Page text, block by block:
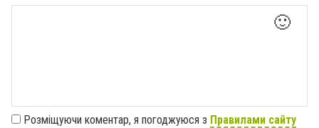
🙂
Розміщуючи коментар, я погоджуюся з Правилами сайту